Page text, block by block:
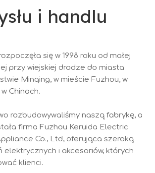
i handlu
się w 1998 roku od małej
przy wiejskiej drodze do miasta
Minqing, w mieście Fuzhou, w
Chinach.
rozbudowywaliśmy naszą fabrykę, a
firma Fuzhou Keruida Electric
Co., Ltd, oferująca szeroką
elektrycznych i akcesoriów, których
klienci.